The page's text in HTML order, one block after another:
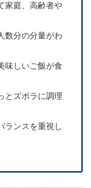
家庭、高齢者や
数分の分量がわ
味しいご飯が食
とズボラに調理
ランスを重視し